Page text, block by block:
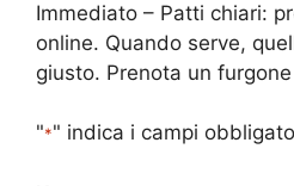
Immediato – Patti chiari:
online. Quando serve,
giusto. Prenota un
"*" indica i campi